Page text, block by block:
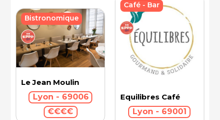
Le Jean Moulin
Lyon - 69006
€€€€
Bistronomique
Equilibres Café
Lyon - 69001
Café - Bar